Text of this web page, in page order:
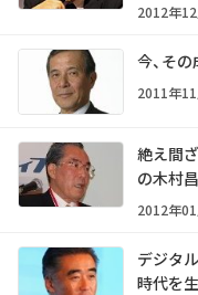
2012年
今、そ
2011年
絶え間
の木村
2012年
デジタ
時代を